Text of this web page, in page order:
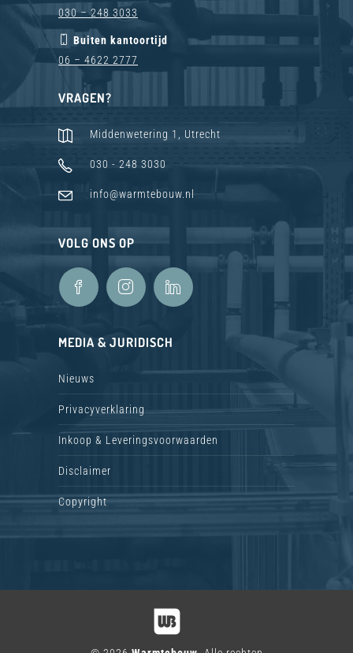
030 – 248 3033
Buiten kantoortijd
06 – 4622 2777
VRAGEN?
Middenwetering 1, Utrecht
030 - 248 3030
info@warmtebouw.nl
VOLG ONS OP
MEDIA & JURIDISCH
Nieuws
Privacyverklaring
Inkoop & Leveringsvoorwaarden
Disclaimer
Copyright